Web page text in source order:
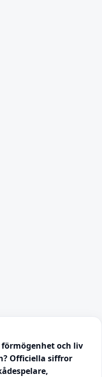
förmögenhet och liv
Officiella siffror